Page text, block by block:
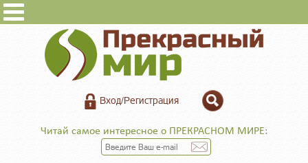
Вход/Регистрация
Читай самое интересное о ПРЕКРАСНОМ МИРЕ: